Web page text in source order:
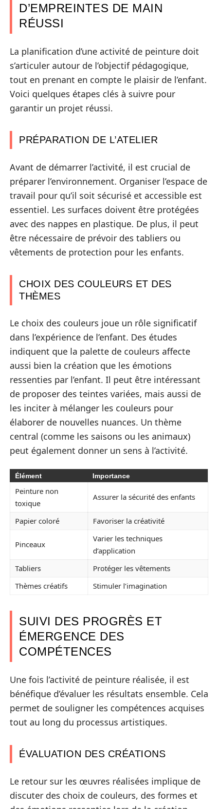
D’EMPREINTES DE MAIN
RÉUSSI
La planification d’une activité de peinture doit
s’articuler autour de l’objectif pédagogique,
tout en prenant en compte le plaisir de l’enfant.
Voici quelques étapes clés à suivre pour
garantir un projet réussi.
PRÉPARATION DE L’ATELIER
Avant de démarrer l’activité, il est crucial de
préparer l’environnement. Organiser l’espace de
travail pour qu’il soit sécurisé et accessible est
essentiel. Les surfaces doivent être protégées
avec des nappes en plastique. De plus, il peut
être nécessaire de prévoir des tabliers ou
vêtements de protection pour les enfants.
CHOIX DES COULEURS ET DES
THÈMES
Le choix des couleurs joue un rôle significatif
dans l’expérience de l’enfant. Des études
indiquent que la palette de couleurs affecte
aussi bien la création que les émotions
ressenties par l’enfant. Il peut être intéressant
de proposer des teintes variées, mais aussi de
les inciter à mélanger les couleurs pour
élaborer de nouvelles nuances. Un thème
central (comme les saisons ou les animaux)
peut également donner un sens à l’activité.
Élément Importance
Peinture non
toxique
Assurer la sécurité des enfants
Papier coloré Favoriser la créativité
Pinceaux
Varier les techniques
d’application
Tabliers
Protéger les vêtements
Thèmes créatifs
Stimuler l’imagination
SUIVI DES PROGRÈS ET
ÉMERGENCE DES
COMPÉTENCES
Une fois l’activité de peinture réalisée, il est
bénéfique d’évaluer les résultats ensemble. Cela
permet de souligner les compétences acquises
tout au long du processus artistiques.
ÉVALUATION DES CRÉATIONS
Le retour sur les œuvres réalisées implique de
discuter des choix de couleurs, des formes et